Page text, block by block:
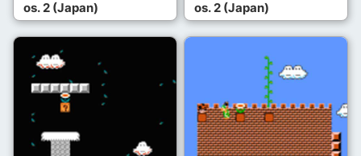
os. 2 (Japan)
os. 2 (Japan)